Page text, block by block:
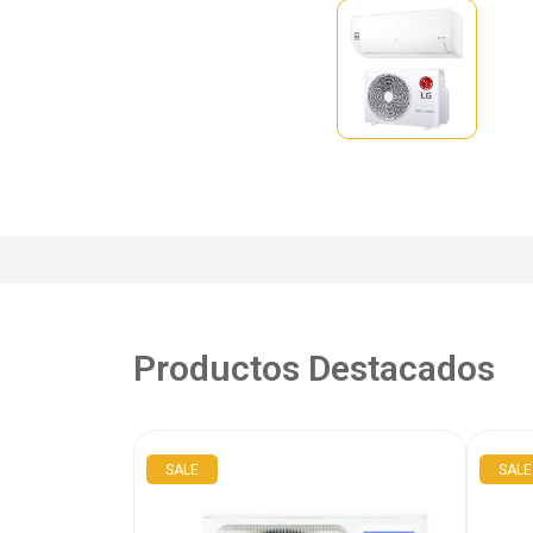
Productos Destacados
SALE SALE